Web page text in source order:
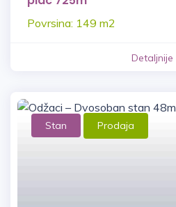
Povrsina: 149 m2
Detaljnije
Stan Prodaja